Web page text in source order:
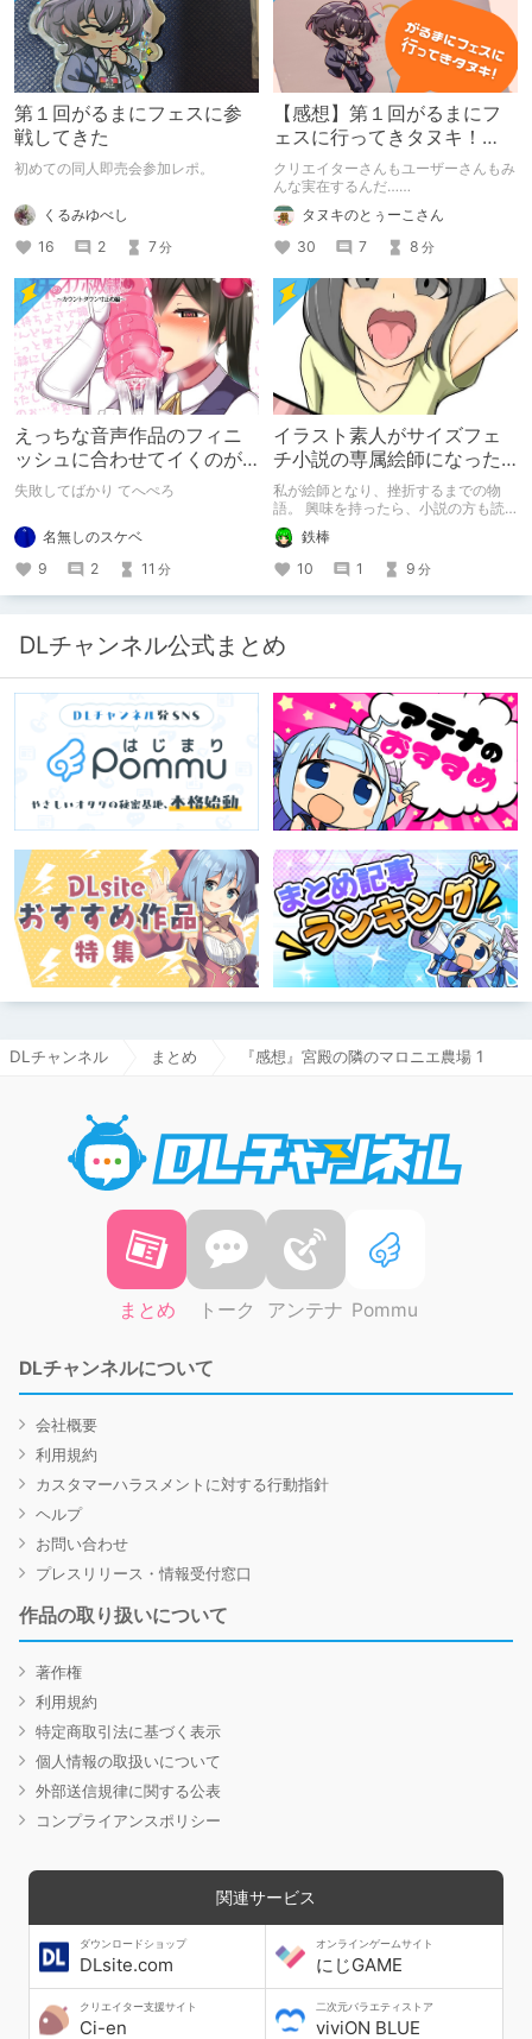
第１回がるまにフェスに参
戦してきた
初めての同人即売会参加レポ。
くるみゆべし
16
2 7分
【感想】第１回がるまにフ
ェスに行ってきタヌキ！
【レポ】
クリエイターさんもユーザーさんもみ
んな実在するんだ……
タヌキのとぅーこさん
30
7 8 分
えっちな音声作品のフィニ
ッシュに合わせてイくのが
下手すぎる【失敗した話】
失敗してばかり てへぺろ
名無しのスケベ
9
2 11 分
イラスト素人がサイズフェ
チ小説の専属絵師になった
お話
私が絵師となり、挫折するまでの物
語。 興味を持ったら、小説の方も読
んで欲しいなって感じ 私の絵を使っ
てくれてる小説書きさんのページＵＲ
Ｌ
https://www.pixiv.net/users/341489
73/novels?p=1
鉄棒
10
1 9 分
DLチャンネル公式まとめ
DLチャンネル まとめ 『感想』宮殿の隣のマロニエ農場 1
まとめ トーク アンテナ Pommu
DLチャンネルについて
会社概要
利用規約
カスタマーハラスメントに対する行動指針
ヘルプ
お問い合わせ
プレスリリース・情報受付窓口
作品の取り扱いについて
著作権
利用規約
特定商取引法に基づく表示
個人情報の取扱いについて
外部送信規律に関する公表
コンプライアンスポリシー
関連サービス
ダウンロードショップ
DLsite.com
オンラインゲームサイト
にじGAME
クリエイター支援サイト
Ci-en
二次元バラエティストア
viviON BLUE